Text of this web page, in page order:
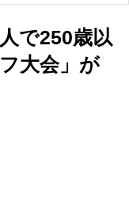
で250歳以
大会」が